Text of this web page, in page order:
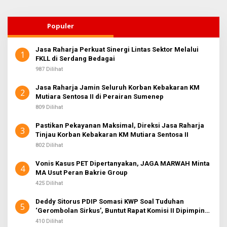
Populer
1
Jasa Raharja Perkuat Sinergi Lintas Sektor Melalui
FKLL di Serdang Bedagai
987 Dilihat
2
Jasa Raharja Jamin Seluruh Korban Kebakaran KM
Mutiara Sentosa II di Perairan Sumenep
809 Dilihat
3
Pastikan Pekayanan Maksimal, Direksi Jasa Raharja
Tinjau Korban Kebakaran KM Mutiara Sentosa II
802 Dilihat
4
Vonis Kasus PET Dipertanyakan, JAGA MARWAH Minta
MA Usut Peran Bakrie Group
425 Dilihat
5
Deddy Sitorus PDIP Somasi KWP Soal Tuduhan
‘Gerombolan Sirkus’, Buntut Rapat Komisi II Dipimpin
Sufmi Dasco Ahmad
410 Dilihat